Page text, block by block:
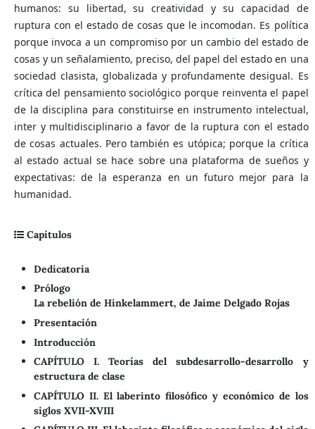
humanos: su libertad, su creatividad y su capacidad de
ruptura con el estado de cosas que le incomodan. Es política
porque invoca a un compromiso por un cambio del estado de
cosas y un señalamiento, preciso, del papel del estado en una
sociedad clasista, globalizada y profundamente desigual. Es
crítica del pensamiento sociológico porque reinventa el papel
de la disciplina para constituirse en instrumento intelectual,
inter y multidisciplinario a favor de la ruptura con el estado
de cosas actuales. Pero también es utópica; porque la crítica
al estado actual se hace sobre una plataforma de sueños y
expectativas: de la esperanza en un futuro mejor para la
humanidad.
Capítulos
Dedicatoria
Prólogo
La rebelión de Hinkelammert, de Jaime Delgado Rojas
Presentación
Introducción
CAPÍTULO I. Teorías del subdesarrollo-desarrollo y
estructura de clase
CAPÍTULO II. El laberinto filosófico y económico de los
siglos XVII-XVIII